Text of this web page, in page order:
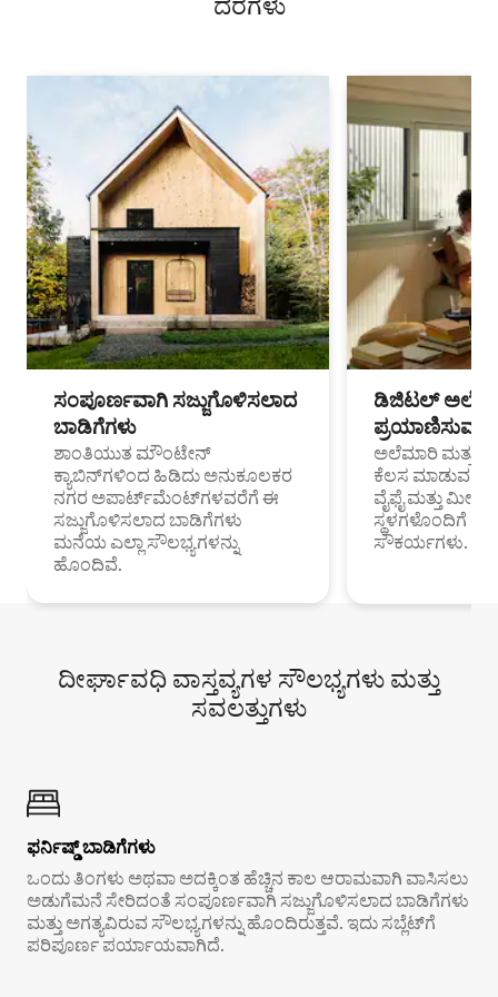
ಸಂಪೂರ್ಣವಾಗಿ ಸಜ್ಜುಗೊಳಿಸಲಾದ
ಬಾಡಿಗೆಗಳು
ಶಾಂತಿಯುತ ಮೌಂಟೇನ್
ಕ್ಯಾಬಿನ್‌ಗಳಿಂದ ಹಿಡಿದು ಅನುಕೂಲಕರ
ನಗರ ಅಪಾರ್ಟ್‌ಮೆಂಟ್‌ಗಳವರೆಗೆ ಈ
ಸಜ್ಜುಗೊಳಿಸಲಾದ ಬಾಡಿಗೆಗಳು
ಮನೆಯ ಎಲ್ಲಾ ಸೌಲಭ್ಯಗಳನ್ನು
ಹೊಂದಿವೆ.
ಡಿಜಿಟಲ್
ಪ್ರಯಾಣಿಸುವ
ಅಲೆಮಾರಿ ಮತ್ತು
ಕೆಲಸ ಮಾಡುವ
ವೈಫೈ ಮತ್ತು
ಸ್ಥಳಗಳೊಂದಿಗೆ
ಸೌಕರ್ಯಗಳು.
ದೀರ್ಘಾವಧಿ ವಾಸ್ತವ್ಯಗಳ ಸೌಲಭ್ಯಗಳು ಮತ್ತು
ಸವಲತ್ತುಗಳು
ಫರ್ನಿಷ್ಡ್ ಬಾಡಿಗೆಗಳು
ಒಂದು ತಿಂಗಳು ಅಥವಾ ಅದಕ್ಕಿಂತ ಹೆಚ್ಚಿನ ಕಾಲ ಆರಾಮವಾಗಿ ವಾಸಿಸಲು
ಅಡುಗೆಮನೆ ಸೇರಿದಂತೆ ಸಂಪೂರ್ಣವಾಗಿ ಸಜ್ಜುಗೊಳಿಸಲಾದ ಬಾಡಿಗೆಗಳು
ಮತ್ತು ಅಗತ್ಯವಿರುವ ಸೌಲಭ್ಯಗಳನ್ನು ಹೊಂದಿರುತ್ತವೆ. ಇದು ಸಬ್ಲೆಟ್‌ಗೆ
ಪರಿಪೂರ್ಣ ಪರ್ಯಾಯವಾಗಿದೆ.